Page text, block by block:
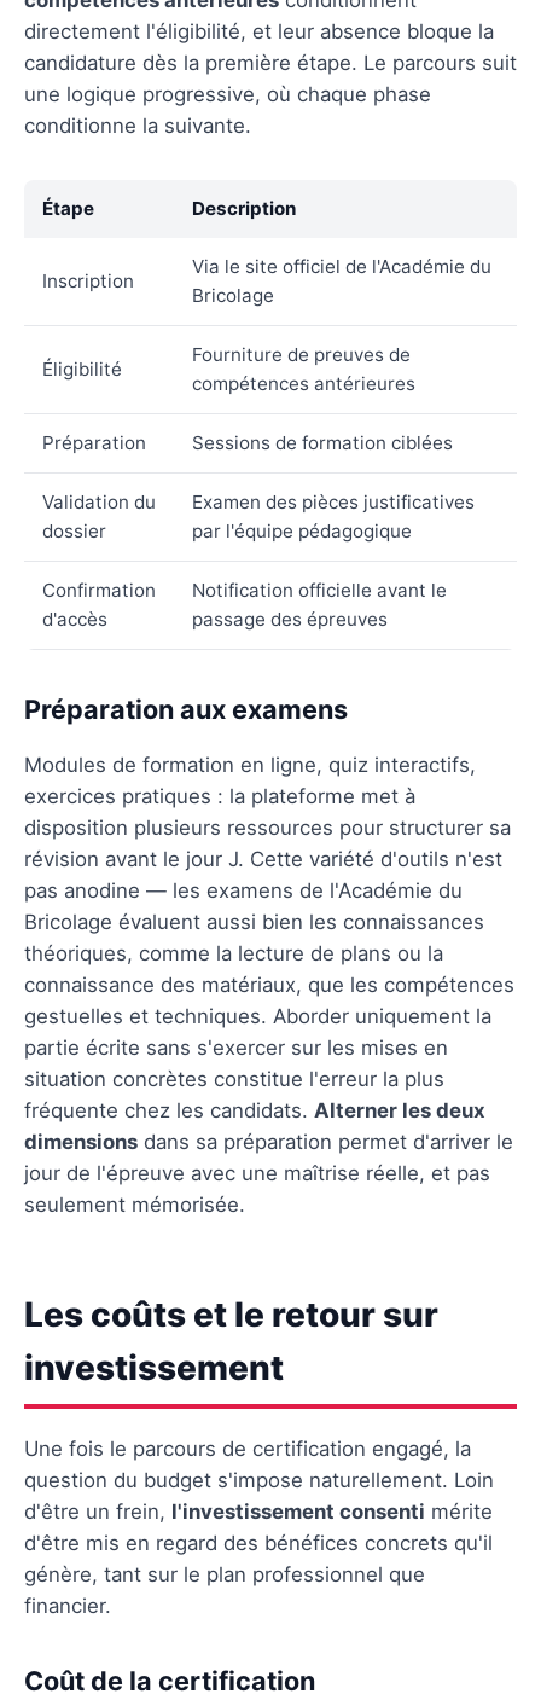
directement l'éligibilité, et leur absence bloque la
candidature dès la première étape. Le parcours suit
une logique progressive, où chaque phase
conditionne la suivante.
Étape Description
Inscription
Via le site officiel de l'Académie du
Bricolage
Éligibilité
Fourniture de preuves de
compétences antérieures
Préparation Sessions de formation ciblées
Validation du
dossier
Examen des pièces justificatives
par l'équipe pédagogique
Confirmation
d'accès
Notification officielle avant le
passage des épreuves
Préparation aux examens
Modules de formation en ligne, quiz interactifs,
exercices pratiques : la plateforme met à
disposition plusieurs ressources pour structurer sa
révision avant le jour J. Cette variété d'outils n'est
pas anodine — les examens de l'Académie du
Bricolage évaluent aussi bien les connaissances
théoriques, comme la lecture de plans ou la
connaissance des matériaux, que les compétences
gestuelles et techniques. Aborder uniquement la
partie écrite sans s'exercer sur les mises en
situation concrètes constitue l'erreur la plus
fréquente chez les candidats. Alterner les deux
dimensions dans sa préparation permet d'arriver le
jour de l'épreuve avec une maîtrise réelle, et pas
seulement mémorisée.
Les coûts et le retour sur
investissement
Une fois le parcours de certification engagé, la
question du budget s'impose naturellement. Loin
d'être un frein, l'investissement consenti mérite
d'être mis en regard des bénéfices concrets qu'il
génère, tant sur le plan professionnel que
financier.
Coût de la certification